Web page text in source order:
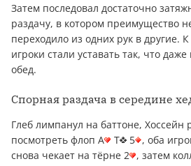
Затем последовал достаточно
раздачу, в котором преимущество
переходило из одних рук в другие.
игроки стали уставать так, что
обед.
Спорная раздача в середине
Глеб лимпанул на баттоне, Хоссейн
посмотреть флоп A
T 5 , оба
снова чекает на тёрне 2
, затем